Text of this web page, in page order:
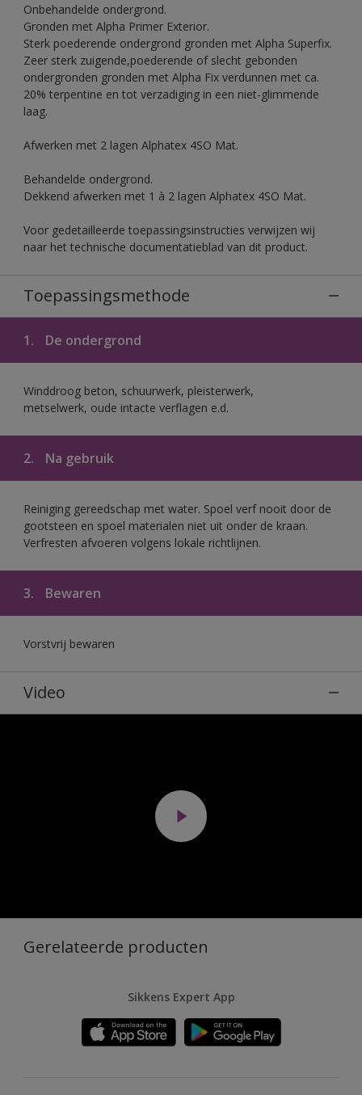
Onbehandelde ondergrond.
Gronden met Alpha Primer Exterior.
Sterk poederende ondergrond gronden met Alpha Superfix.
Zeer sterk zuigende,poederende of slecht gebonden
ondergronden gronden met Alpha Fix verdunnen met ca.
20% terpentine en tot verzadiging in een niet-glimmende
laag.
Afwerken met 2 lagen Alphatex 4SO Mat.
Behandelde ondergrond.
Dekkend afwerken met 1 à 2 lagen Alphatex 4SO Mat.
Voor gedetailleerde toepassingsinstructies verwijzen wij
naar het technische documentatieblad van dit product.
Toepassingsmethode
1. De ondergrond
Winddroog beton, schuurwerk, pleisterwerk,
metselwerk, oude intacte verflagen e.d.
2. Na gebruik
Reiniging gereedschap met water. Spoel verf nooit door de
gootsteen en spoel materialen niet uit onder de kraan.
Verfresten afvoeren volgens lokale richtlijnen.
3. Bewaren
Vorstvrij bewaren
Video
Gerelateerde producten
Sikkens Expert App